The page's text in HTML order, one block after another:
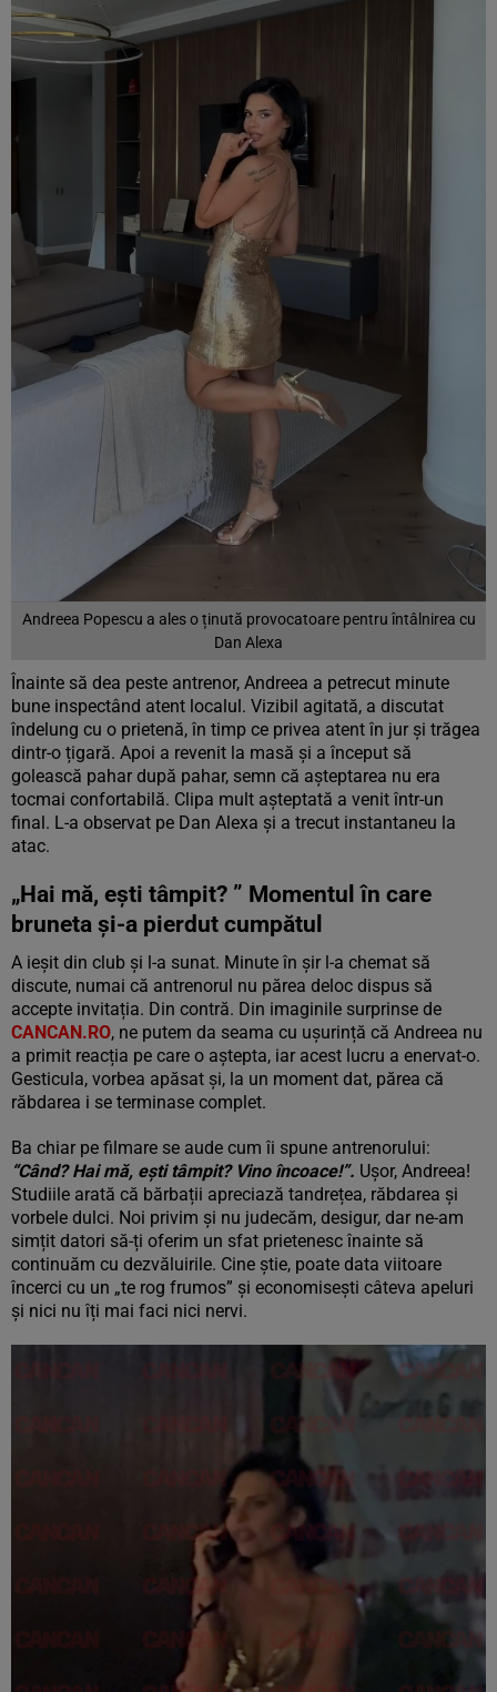
Andreea Popescu a ales o ținută provocatoare pentru întâlnirea cu
Dan Alexa
Înainte să dea peste antrenor, Andreea a petrecut minute
bune inspectând atent localul. Vizibil agitată, a discutat
îndelung cu o prietenă, în timp ce privea atent în jur și trăgea
dintr-o țigară. Apoi a revenit la masă și a început să
golească pahar după pahar, semn că așteptarea nu era
tocmai confortabilă. Clipa mult așteptată a venit într-un
final. L-a observat pe Dan Alexa și a trecut instantaneu la
atac.
„Hai mă, ești tâmpit? ” Momentul în care
bruneta și-a pierdut cumpătul
A ieșit din club și l-a sunat. Minute în șir l-a chemat să
discute, numai că antrenorul nu părea deloc dispus să
accepte invitația. Din contră. Din imaginile surprinse de
CANCAN.RO, ne putem da seama cu ușurință că Andreea nu
a primit reacția pe care o aștepta, iar acest lucru a enervat-o.
Gesticula, vorbea apăsat și, la un moment dat, părea că
răbdarea i se terminase complet.
Ba chiar pe filmare se aude cum îi spune antrenorului:
“Când? Hai mă, ești tâmpit? Vino încoace!”. Ușor, Andreea!
Studiile arată că bărbații apreciază tandrețea, răbdarea și
vorbele dulci. Noi privim și nu judecăm, desigur, dar ne-am
simțit datori să-ți oferim un sfat prietenesc înainte să
continuăm cu dezvăluirile. Cine știe, poate data viitoare
încerci cu un „te rog frumos” și economisești câteva apeluri
și nici nu îți mai faci nici nervi.